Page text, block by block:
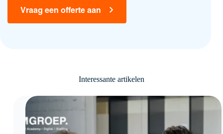
Vraag een offerte aan
Interessante artikelen